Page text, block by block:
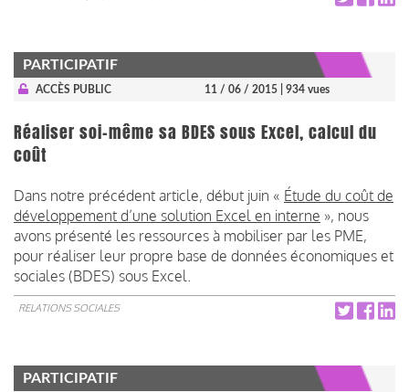
PARTICIPATIF
ACCÈS PUBLIC 11 / 06 / 2015 | 934 vues
Réaliser soi-même sa BDES sous Excel, calcul du
coût
Dans notre précédent article, début juin « Étude du coût de
développement d’une solution Excel en interne », nous
avons présenté les ressources à mobiliser par les PME,
pour réaliser leur propre base de données économiques et
sociales (BDES) sous Excel.
RELATIONS SOCIALES
PARTICIPATIF